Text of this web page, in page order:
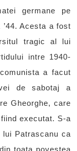
germane pe
Acesta a fost
tragic al lui
intre 1940-
a facut
de sabotaj a
Gheorghe, care
executat. S-a
Patrascanu ca
toata povestea